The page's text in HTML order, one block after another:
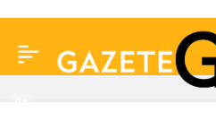
üçlü vardiya protestosu